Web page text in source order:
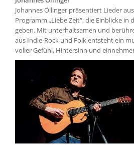
Johannes Öllinger präsentiert Lieder
Programm „Liebe Zeit“, die Einblicke in
geben. Mit unterhaltsamen und
aus Indie-Rock und Folk entsteht ein
voller Gefühl, Hintersinn und